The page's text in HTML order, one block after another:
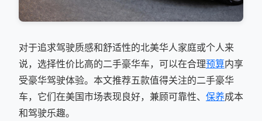
对于追求驾驶质感和舒适性的北美华人家庭或个人来
说，选择性价比高的二手豪华车，可以在合理预算内享
受豪华驾驶体验。本文推荐五款值得关注的二手豪华
车，它们在美国市场表现良好，兼顾可靠性、 保养成本
和驾驶乐趣。